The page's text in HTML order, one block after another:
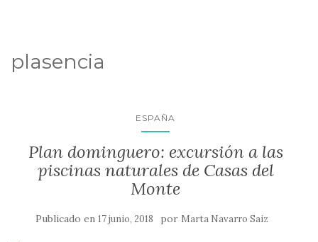
plasencia
ESPAÑA
Plan dominguero: excursión a las
piscinas naturales de Casas del
Monte
Publicado en 17 junio, 2018 por Marta Navarro Saiz